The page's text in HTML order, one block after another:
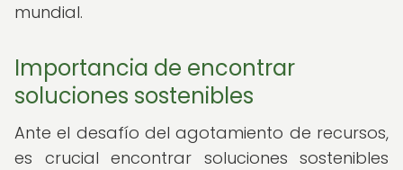
mundial.
Importancia de encontrar
soluciones sostenibles
Ante el desafío del agotamiento de recursos,
es crucial encontrar soluciones sostenibles